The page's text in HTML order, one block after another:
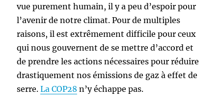
vue purement humain, il y a peu d’espoir pour
l’avenir de notre climat. Pour de multiples
raisons, il est extrêmement difficile pour ceux
qui nous gouvernent de se mettre d’accord et
de prendre les actions nécessaires pour réduire
drastiquement nos émissions de gaz à effet de
serre.La COP28 n’y échappe pas.